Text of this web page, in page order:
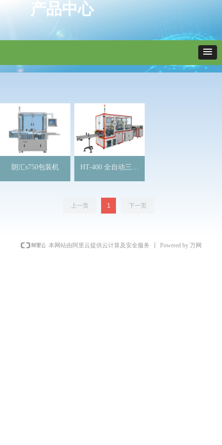
朗汇s750包装机 HT-400 全自动三维
上一页 1 下一页
产品中心
本网站由阿里云提供云计算及安全服务 Powered by 万网